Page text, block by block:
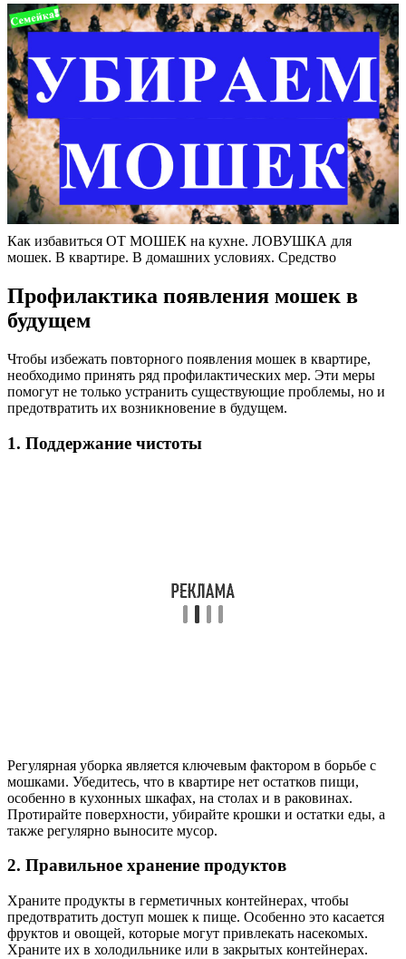
Как избавиться ОТ МОШЕК на кухне. ЛОВУШКА для
мошек. В квартире. В домашних условиях. Средство
Профилактика появления мошек в
будущем
Чтобы избежать повторного появления мошек в квартире,
необходимо принять ряд профилактических мер. Эти меры
помогут не только устранить существующие проблемы, но и
предотвратить их возникновение в будущем.
1. Поддержание чистоты
Регулярная уборка является ключевым фактором в борьбе с
мошками. Убедитесь, что в квартире нет остатков пищи,
особенно в кухонных шкафах, на столах и в раковинах.
Протирайте поверхности, убирайте крошки и остатки еды, а
также регулярно выносите мусор.
2. Правильное хранение продуктов
Храните продукты в герметичных контейнерах, чтобы
предотвратить доступ мошек к пище. Особенно это касается
фруктов и овощей, которые могут привлекать насекомых.
Храните их в холодильнике или в закрытых контейнерах.